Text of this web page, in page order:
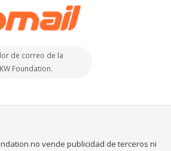
de correo de la
Foundation.
no vende publicidad de terceros ni